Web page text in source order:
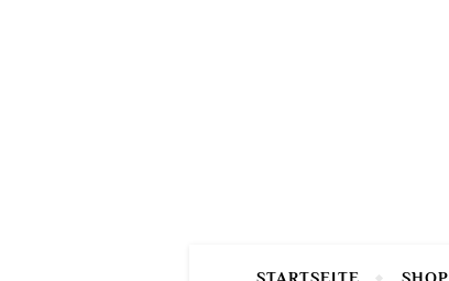
STARTSEITE SHOP